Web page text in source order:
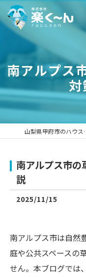
南アルプス
山梨県甲府市の
南アルプス市の
説
2025/11/15
南アルプス市は自然
庭や公共スペースの
せん。本ブログでは